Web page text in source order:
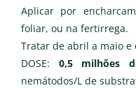
Aplicar por
foliar, ou na fertirrega.
Tratar de abril a maio
DOSE: 0,5 milhões
nemátodos/L de